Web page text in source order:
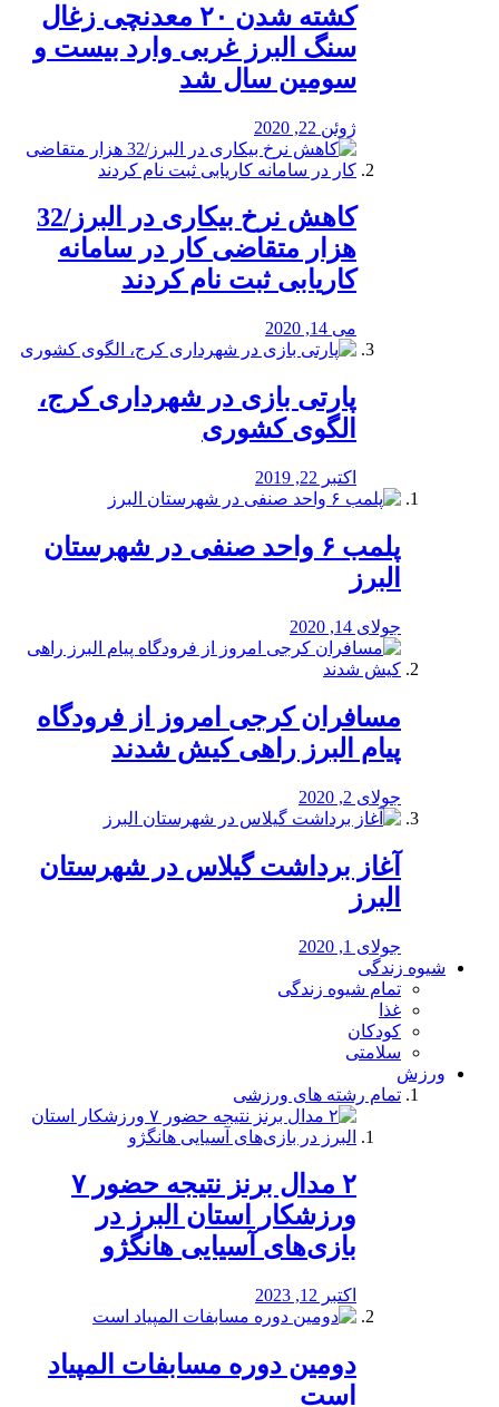
کشته شدن ۲۰ معدنچی زغال
سنگ البرز غربی وارد بیست و
سومین سال شد
ژوئن 22, 2020
کاهش نرخ بیکاری در البرز/32
هزار متقاضی کار در سامانه
کاریابی ثبت نام کردند
می 14, 2020
پارتی بازی در شهرداری کرج،
الگوی کشوری
اکتبر 22, 2019
پلمب ۶ واحد صنفی در شهرستان
البرز
جولای 14, 2020
مسافران کرجی امروز از فرودگاه
پیام البرز راهی کیش شدند
جولای 2, 2020
آغاز برداشت گیلاس در شهرستان
البرز
جولای 1, 2020
شیوه زندگی
تمام شیوه زندگی
غذا
کودکان
سلامتی
ورزش
تمام رشته های ورزشی
۲ مدال برنز نتیجه حضور ۷
ورزشکار استان البرز در
بازی‌های آسیایی هانگژو
اکتبر 12, 2023
دومین دوره مسابفات المپیاد
است